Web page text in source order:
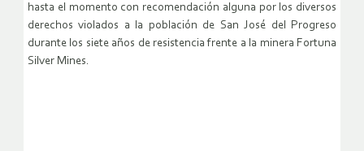
hasta el momento con recomendación alguna por los diversos
derechos violados a la población de San José del Progreso
durante los siete años de resistencia frente a la minera Fortuna
Silver Mines.